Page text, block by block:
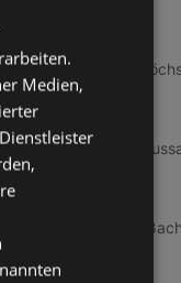
6, 6973
Handels GmbH
84, 6972
Supermarkt
46, 6972 Fußach
Medien,